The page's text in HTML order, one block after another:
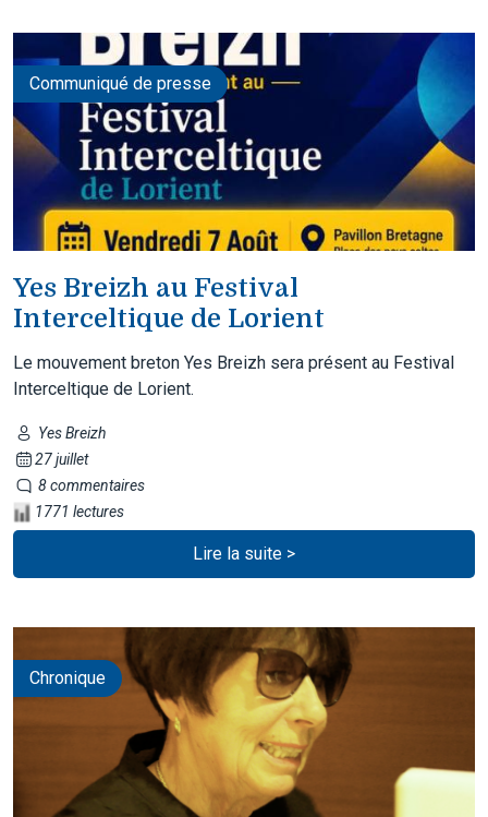
Communiqué de presse
Yes Breizh au Festival
Interceltique de Lorient
Le mouvement breton Yes Breizh sera présent au Festival
Interceltique de Lorient.
Yes Breizh
27 juillet
8 commentaires
1771 lectures
Lire la suite >
Chronique